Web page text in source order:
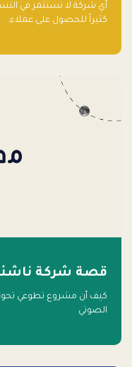
أي شركة لا تستثمر في
كثيراً للحصول على عملاء.
قصة شركة
كيف أن مشروع تطوعي
الصوتي